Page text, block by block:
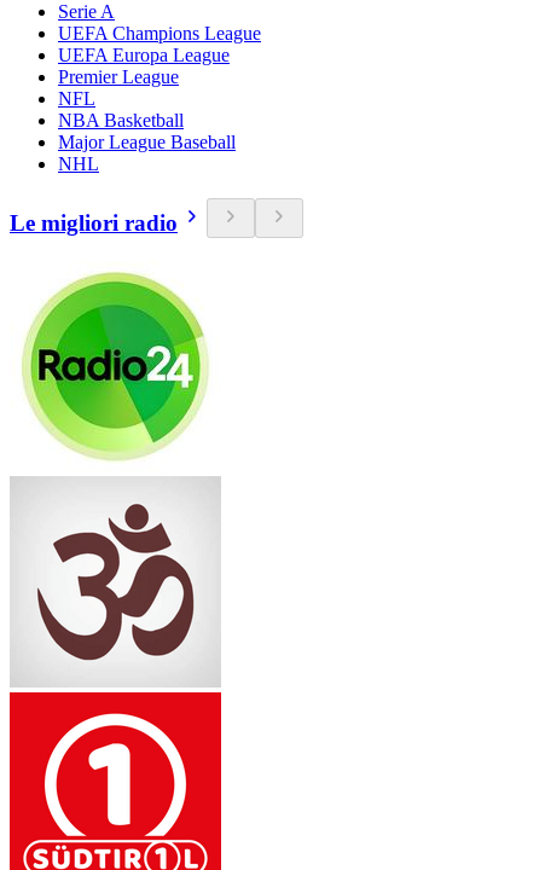
Serie A
UEFA Champions League
UEFA Europa League
Premier League
NFL
NBA Basketball
Major League Baseball
NHL
Le migliori radio